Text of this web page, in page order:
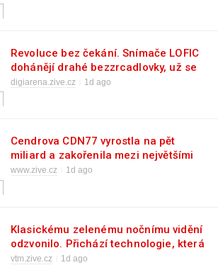
Revoluce bez čekání. Snímače LOFIC
dohánějí drahé bezzrcadlovky, už se
objevují v prvních mobilech a
digiarena.zive.cz 1d ago
Cendrova CDN77 vyrostla na pět
miliard a zakořenila mezi největšími
hráči světa
www.zive.cz 1d ago
Klasickému zelenému nočnímu vidění
odzvonilo. Přichází technologie, která
zobrazuje infračervený svět v
vtm.zive.cz 1d ago